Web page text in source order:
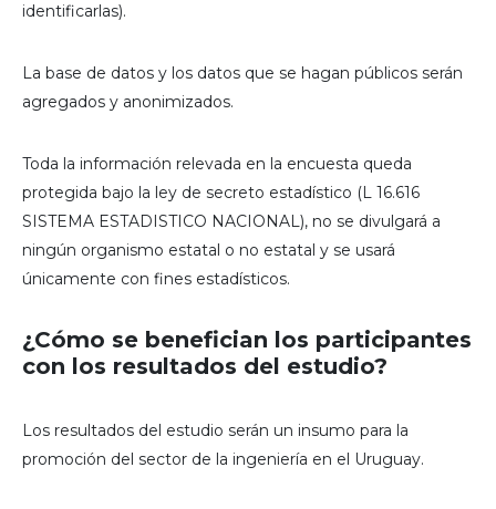
identificarlas).
La base de datos y los datos que se hagan públicos serán
agregados y anonimizados.
Toda la información relevada en la encuesta queda
protegida bajo la ley de secreto estadístico (L 16.616
SISTEMA ESTADISTICO NACIONAL), no se divulgará a
ningún organismo estatal o no estatal y se usará
únicamente con fines estadísticos.
¿Cómo se benefician los participantes
con los resultados del estudio?
Los resultados del estudio serán un insumo para la
promoción del sector de la ingeniería en el Uruguay.